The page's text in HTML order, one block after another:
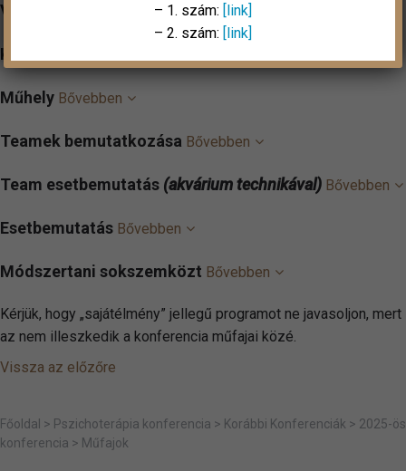
Vitaülés
Kerekasztal
Műhely Bővebben
Teamek bemutatkozása Bővebben
Team esetbemutatás (akvárium technikával) Bővebben
Esetbemutatás Bővebben
Módszertani sokszemközt Bővebben
Kérjük, hogy „sajátélmény” jellegű programot ne javasoljon, mert
az nem illeszkedik a konferencia műfajai közé.
Vissza az előzőre
Főoldal > Pszichoterápia konferencia > Korábbi Konferenciák > 2025-ös
konferencia > Műfajok
– 1. szám: [link]
– 2. szám: [link]